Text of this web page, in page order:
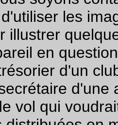
les
illustrer
en
d'un
vol qui